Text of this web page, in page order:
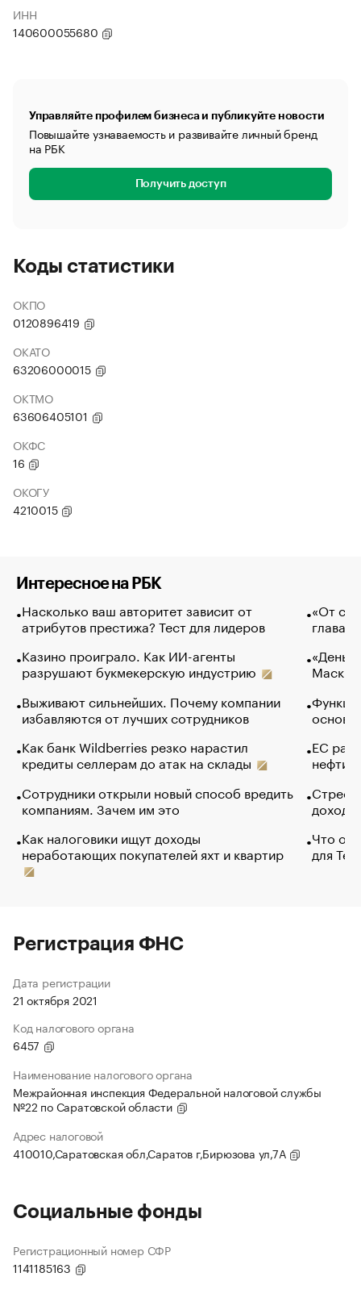
ИНН
140600055680
Управляйте профилем бизнеса и публикуйте новости
Повышайте узнаваемость и развивайте личный бренд
на РБК
Получить доступ
Коды статистики
ОКПО
0120896419
ОКАТО
63206000015
ОКТМО
63606405101
ОКФС
16
ОКОГУ
4210015
Интересное на РБК
Насколько ваш авторитет зависит от
атрибутов престижа? Тест для лидеров
Казино проиграло. Как ИИ-агенты
разрушают букмекерскую индустрию
Выживают сильнейших. Почему компании
избавляются от лучших сотрудников
Как банк Wildberries резко нарастил
кредиты селлерам до атак на склады
Сотрудники открыли новый способ вредить
компаниям. Зачем им это
Как налоговики ищут доходы
неработающих покупателей яхт и квартир
«От
глава
Маск в
основ
ЕС
нефти
Что
для
Регистрация ФНС
Дата регистрации
21 октября 2021
Код налогового органа
6457
Наименование налогового органа
Межрайонная инспекция Федеральной налоговой службы
№22 по Саратовской области
Адрес налоговой
410010,Саратовская обл,Саратов г,Бирюзова ул,7А
Социальные фонды
Регистрационный номер СФР
1141185163